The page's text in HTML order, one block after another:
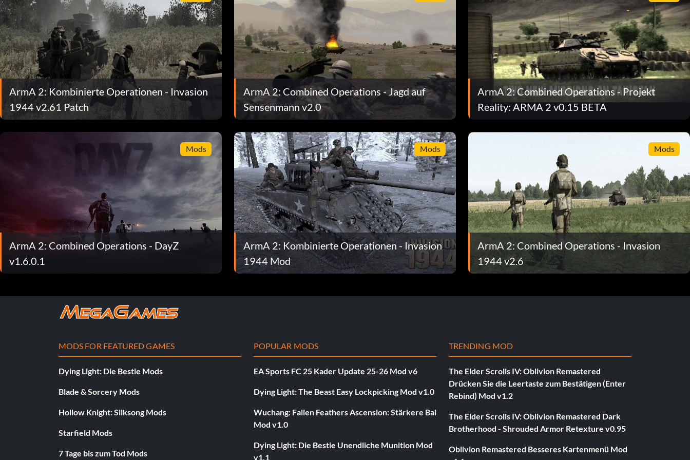
ArmA 2: Kombinierte Operationen - Invasion
1944 v2.61 Patch
ArmA 2: Combined Operations - Jagd auf
Sensenmann v2.0
ArmA 2: Combined Operations - Projekt
Reality: ARMA 2 v0.15 BETA
Mods
ArmA 2: Combined Operations - DayZ
v1.6.0.1
Mods
ArmA 2: Kombinierte Operationen - Invasion
1944 Mod
Mods
ArmA 2: Combined Operations - Invasion
1944 v2.6
MODS FOR FEATURED GAMES
Dying Light: Die Bestie Mods
Blade & Sorcery Mods
Hollow Knight: Silksong Mods
Starfield Mods
7 Tage bis zum Tod Mods
POPULAR MODS
EA Sports FC 25 Kader Update 25-26 Mod v6
Dying Light: The Beast Easy Lockpicking Mod v1.0
Wuchang: Fallen Feathers Ascension: Stärkere Bai
Mod v1.0
Dying Light: Die Bestie Unendliche Munition Mod
v1.1
TRENDING MOD
The Elder Scrolls IV: Oblivion Remastered
Drücken Sie die Leertaste zum Bestätigen (Enter
Rebind) Mod v1.2
The Elder Scrolls IV: Oblivion Remastered Dark
Brotherhood - Shrouded Armor Retexture v0.95
Oblivion Remastered Besseres Kartenmenü Mod